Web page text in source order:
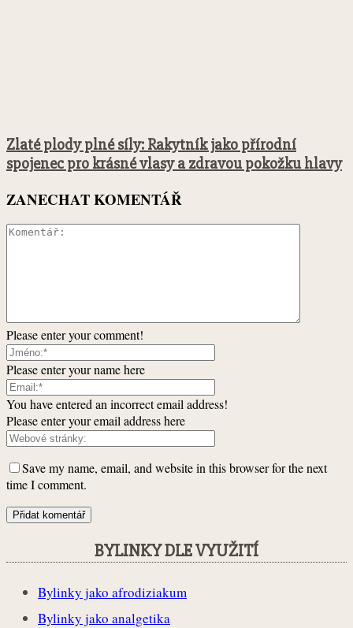
Zlaté plody plné síly: Rakytník jako přírodní
spojenec pro krásné vlasy a zdravou pokožku hlavy
ZANECHAT KOMENTÁŘ
Please enter your comment!
Please enter your name here
You have entered an incorrect email address!
Please enter your email address here
Save my name, email, and website in this browser for the next
time I comment.
BYLINKY DLE VYUŽITÍ
Bylinky jako afrodiziakum
Bylinky jako analgetika